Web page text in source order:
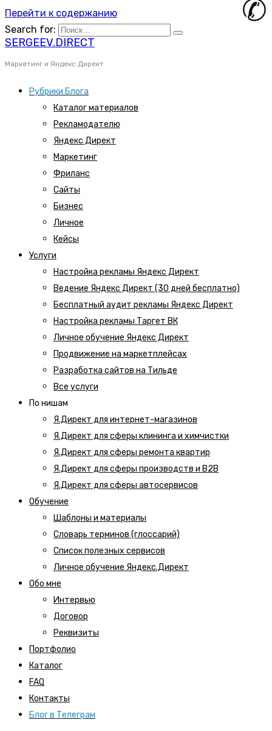
Перейти к содержанию
Search for:
SERGEEV.DIRECT
Маркетинг и Яндекс Директ
Рубрики Блога
Каталог материалов
Рекламодателю
Яндекс Директ
Маркетинг
Фриланс
Сайты
Бизнес
Личное
Кейсы
Услуги
Настройка рекламы Яндекс Директ
Ведение Яндекс Директ (30 дней бесплатно)
Бесплатный аудит рекламы Яндекс Директ
Настройка рекламы Таргет ВК
Личное обучение Яндекс Директ
Продвижение на маркетплейсах
Разработка сайтов на Тильде
Все услуги
По нишам
Я.Директ для интернет-магазинов
Я.Директ для сферы клининга и химчистки
Я.Директ для сферы ремонта квартир
Я.Директ для сферы производств и B2B
Я.Директ для сферы автосервисов
Обучение
Шаблоны и материалы
Словарь терминов (глоссарий)
Список полезных сервисов
Личное обучение Яндекс.Директ
Обо мне
Интервью
Договор
Реквизиты
Портфолио
Каталог
FAQ
Контакты
Блог в Телеграм